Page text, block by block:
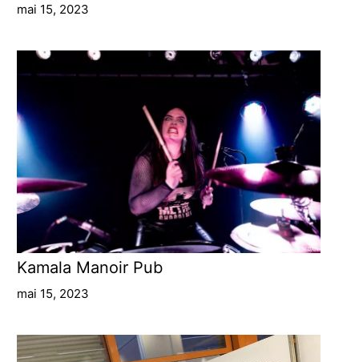
mai 15, 2023
Kamala Manoir Pub
mai 15, 2023